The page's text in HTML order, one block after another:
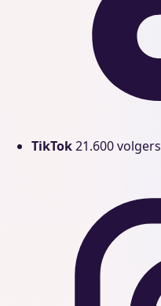
TikTok21.600 volgers